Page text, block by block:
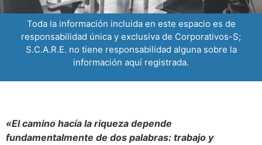
Toda la información incluida en este espacio es de
responsabilidad única y exclusiva de Corporativos-S;
S.C.A.R.E. no tiene responsabilidad alguna sobre la
información aquí registrada.
«El camino hacía la riqueza depende
fundamentalmente de dos palabras: trabajo y